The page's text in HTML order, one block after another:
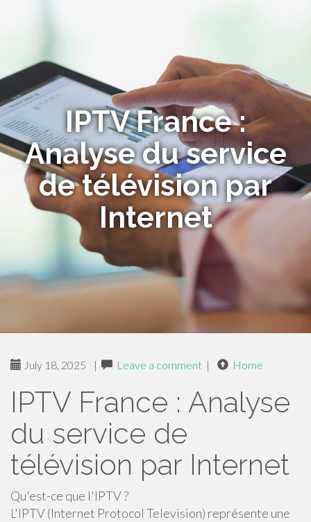
IPTV France :
Analyse du service
de télévision par
Internet
July 18, 2025 | Leave a comment | Home
IPTV France : Analyse
du service de
télévision par Internet
Qu'est-ce que l'IPTV ?
L'IPTV (Internet Protocol Television) représente une